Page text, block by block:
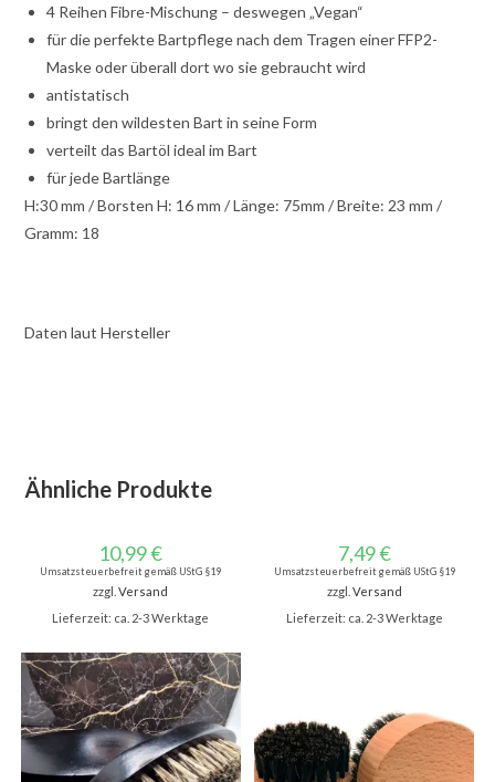
4 Reihen Fibre-Mischung – deswegen „Vegan“
für die perfekte Bartpflege nach dem Tragen einer FFP2-
Maske oder überall dort wo sie gebraucht wird
antistatisch
bringt den wildesten Bart in seine Form
verteilt das Bartöl ideal im Bart
für jede Bartlänge
H:30 mm / Borsten H: 16 mm / Länge: 75mm / Breite: 23 mm /
Gramm: 18
Daten laut Hersteller
Ähnliche Produkte
10,99€
Umsatzsteuerbefreit gemäß UStG §19
zzgl.Versand
Lieferzeit: ca. 2-3 Werktage
7,49€
Umsatzsteuerbefreit gemäß UStG §19
zzgl. Versand
Lieferzeit: ca. 2-3 Werktage